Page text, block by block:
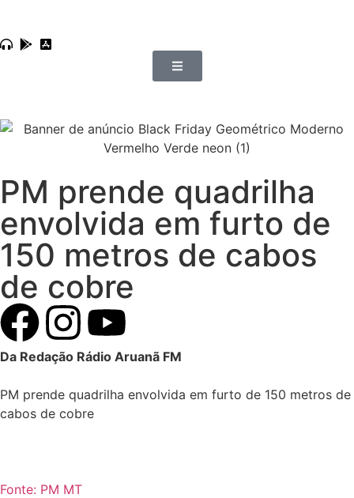
PM prende quadrilha
envolvida em furto de
150 metros de cabos
de cobre
Da Redação Rádio Aruanã FM
PM prende quadrilha envolvida em furto de 150 metros de
cabos de cobre
Fonte: PM MT